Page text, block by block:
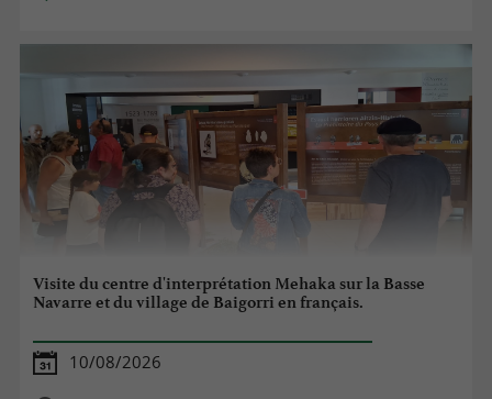
Visite du centre d'interprétation Mehaka sur la Basse
Navarre et du village de Baigorri en français.
10/08/2026